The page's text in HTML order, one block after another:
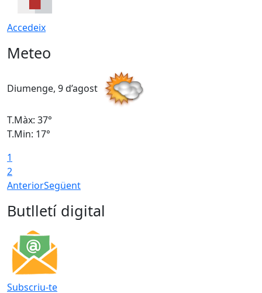
Accedeix
Meteo
Diumenge, 9 d’agost
T.Màx: 37°
T.Min: 17°
1
2
AnteriorSegüent
Butlletí digital
Subscriu-te